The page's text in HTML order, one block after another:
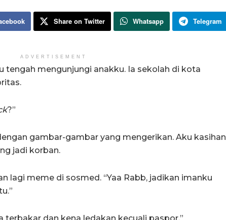
Share on Twitter Whatsapp Telegram
ADVERTISEMENT
tengah mengunjungi anakku. Ia sekolah di kota
?”
gambar-gambar yang mengerikan. Aku kasihan
jadi korban.
lagi meme di sosmed. “Yaa Rabb, jadikan imanku
terbakar dan kena ledakan kecuali paspor.”